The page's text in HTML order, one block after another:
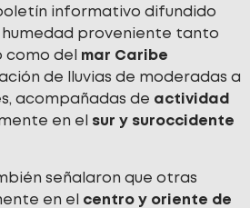
informativo difundido
humedad proveniente tanto
como del mar Caribe
de lluvias de moderadas a
acompañadas de actividad
en el sur y suroccidente
señalaron que otras
en el
centro y oriente de